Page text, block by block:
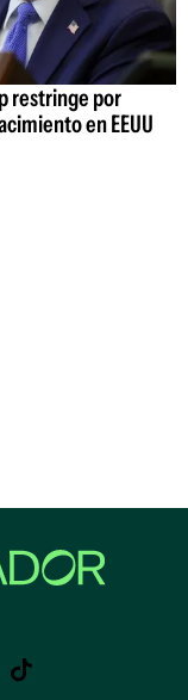
restringe por
en EEUU